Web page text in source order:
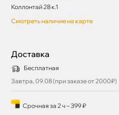
Коллонтай 28 к.1
Смотреть наличие на карте
Доставка
Бесплатная
Завтра, 09.08 (при заказе от 2000₽)
Срочная за 2 ч – 399 ₽